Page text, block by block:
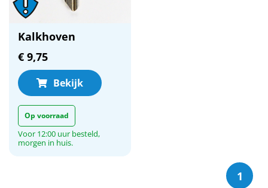
Kalkhoven
€ 9,75
Bekijk
Op voorraad
Voor 12:00 uur besteld,
morgen in huis.
1